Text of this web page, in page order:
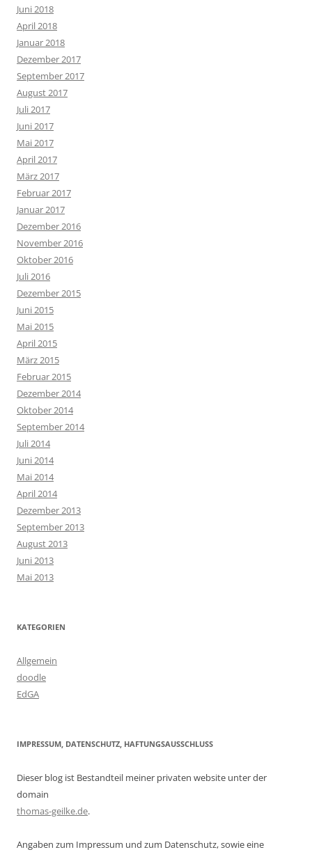
Juni 2018
April 2018
Januar 2018
Dezember 2017
September 2017
August 2017
Juli 2017
Juni 2017
Mai 2017
April 2017
März 2017
Februar 2017
Januar 2017
Dezember 2016
November 2016
Oktober 2016
Juli 2016
Dezember 2015
Juni 2015
Mai 2015
April 2015
März 2015
Februar 2015
Dezember 2014
Oktober 2014
September 2014
Juli 2014
Juni 2014
Mai 2014
April 2014
Dezember 2013
September 2013
August 2013
Juni 2013
Mai 2013
KATEGORIEN
Allgemein
doodle
EdGA
IMPRESSUM, DATENSCHUTZ, HAFTUNGSAUSSCHLUSS
Dieser blog ist Bestandteil meiner privaten website unter der
domain
thomas-geilke.de.
Angaben zum Impressum und zum Datenschutz, sowie eine